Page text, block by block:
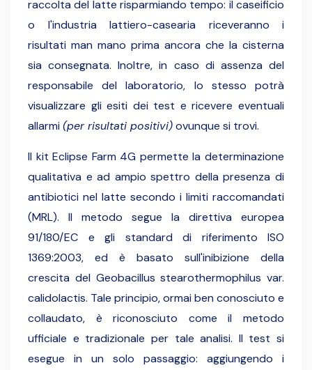
raccolta del latte risparmiando tempo: il caseificio
o l'industria lattiero-casearia riceveranno i
risultati man mano prima ancora che la cisterna
sia consegnata. Inoltre, in caso di assenza del
responsabile del laboratorio, lo stesso potrà
visualizzare gli esiti dei test e ricevere eventuali
allarmi(per risultati positivi)ovunque si trovi.
Il kit Eclipse Farm 4G permette la determinazione
qualitativa e ad ampio spettro della presenza di
antibiotici nel latte secondo i limiti raccomandati
(MRL). Il metodo segue la direttiva europea
91/180/EC e gli standard di riferimento ISO
1369:2003, ed è basato sull'inibizione della
crescita del Geobacillus stearothermophilus var.
calidolactis. Tale principio, ormai ben conosciuto e
collaudato, è riconosciuto come il metodo
ufficiale e tradizionale per tale analisi. Il test si
esegue in un solo passaggio: aggiungendo i